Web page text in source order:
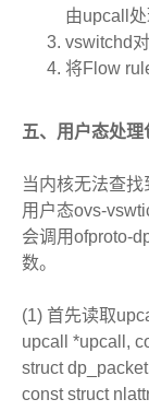
由upcall处
vswitchd
将Flow
五、用户态处理
当内核无法查
用户态ovs-
会调用ofproto-
数。
(1) 首先读取
upcall *upcall,
struct
const struct